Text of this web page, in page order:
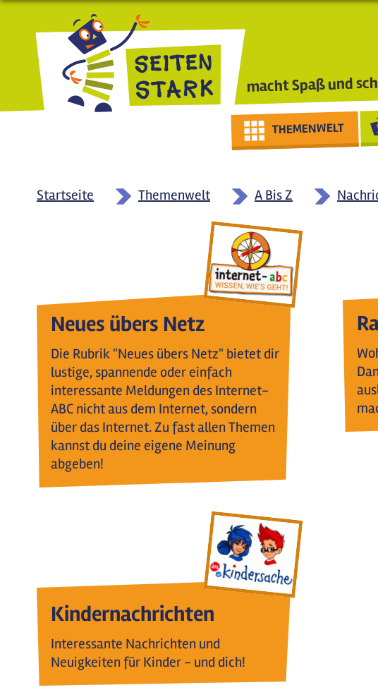
Direkt zum Inhalt
macht Spaß und
THEMENWELT
Startseite Themenwelt A Bis Z
Neues übers Netz
Die Rubrik "Neues übers Netz" bietet dir
lustige, spannende oder einfach
interessante Meldungen des Internet-
ABC nicht aus dem Internet, sondern
über das Internet. Zu fast allen Themen
kannst du deine eigene Meinung
abgeben!
Kindernachrichten
Interessante Nachrichten und
Neuigkeiten für Kinder - und dich!